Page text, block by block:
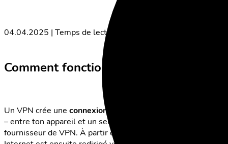
04.04.2025 | Temps de lecture: 5 minutes
Comment fonctionne un VPN ?
Un VPN crée une connexion chiffrée
– entre ton appareil et un serveur appartenant au
fournisseur de VPN. À partir de ce serveur, ton trafic